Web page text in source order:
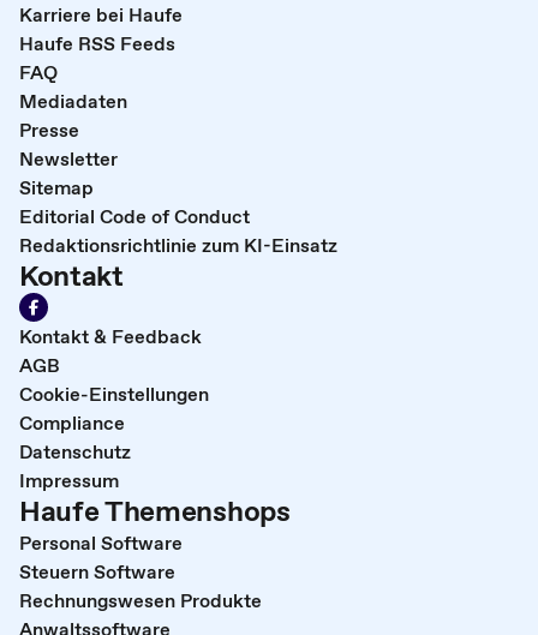
Karriere bei Haufe
Haufe RSS Feeds
FAQ
Mediadaten
Presse
Newsletter
Sitemap
Editorial Code of Conduct
Redaktionsrichtlinie zum KI-Einsatz
Kontakt
Kontakt & Feedback
AGB
Cookie-Einstellungen
Compliance
Datenschutz
Impressum
Haufe Themenshops
Personal Software
Steuern Software
Rechnungswesen Produkte
Anwaltssoftware